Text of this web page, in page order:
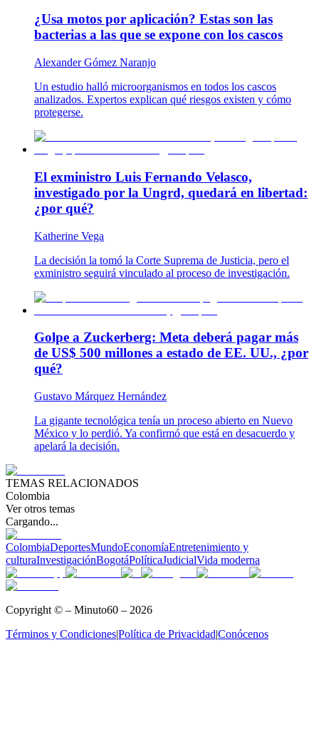
¿Usa motos por aplicación? Estas son las
bacterias a las que se expone con los cascos
Alexander Gómez Naranjo
Un estudio halló microorganismos en todos los cascos
analizados. Expertos explican qué riesgos existen y cómo
protegerse.
El exministro Luis Fernando Velasco,
investigado por la Ungrd, quedará en libertad:
¿por qué?
Katherine Vega
La decisión la tomó la Corte Suprema de Justicia, pero el
exministro seguirá vinculado al proceso de investigación.
Golpe a Zuckerberg: Meta deberá pagar más
de US$ 500 millones a estado de EE. UU., ¿por
qué?
Gustavo Márquez Hernández
La gigante tecnológica tenía un proceso abierto en Nuevo
México y lo perdió. Ya confirmó que está en desacuerdo y
apelará la decisión.
TEMAS RELACIONADOS
Colombia
Ver otros temas
Cargando...
ColombiaDeportesMundoEconomíaEntretenimiento y
culturaInvestigaciónBogotáPolíticaJudicialVida moderna
Copyright © – Minuto60 – 2026
Términos y Condiciones|Política de Privacidad|Conócenos